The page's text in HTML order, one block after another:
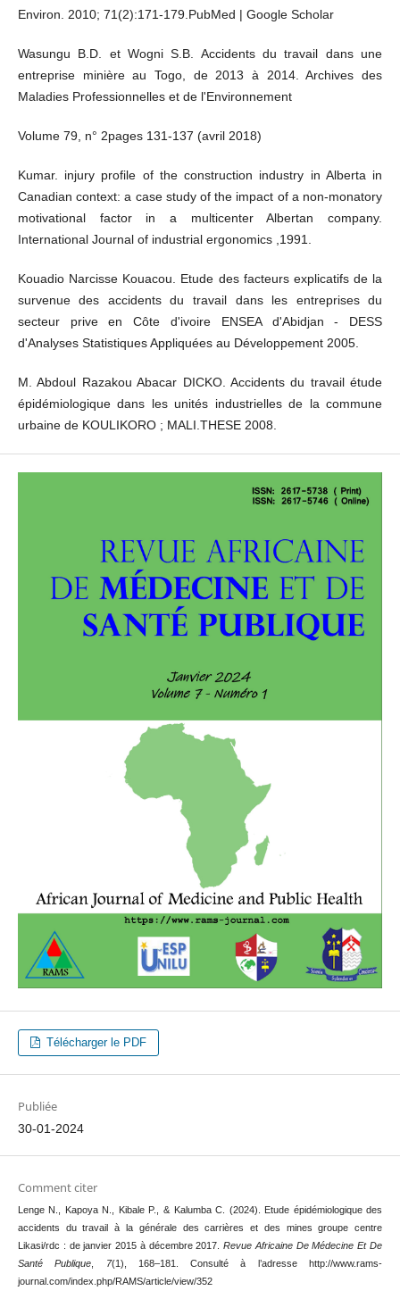
Environ. 2010; 71(2):171-179.PubMed | Google Scholar
Wasungu B.D. et Wogni S.B. Accidents du travail dans une
entreprise minière au Togo, de 2013 à 2014. Archives des
Maladies Professionnelles et de l'Environnement
Volume 79, n° 2pages 131-137 (avril 2018)
Kumar. injury profile of the construction industry in Alberta in
Canadian context: a case study of the impact of a non-monatory
motivational factor in a multicenter Albertan company.
International Journal of industrial ergonomics ,1991.
Kouadio Narcisse Kouacou. Etude des facteurs explicatifs de la
survenue des accidents du travail dans les entreprises du
secteur prive en Côte d'ivoire ENSEA d'Abidjan - DESS
d'Analyses Statistiques Appliquées au Développement 2005.
M. Abdoul Razakou Abacar DICKO. Accidents du travail étude
épidémiologique dans les unités industrielles de la commune
urbaine de KOULIKORO ; MALI.THESE 2008.
Télécharger le PDF
Publiée
30-01-2024
Comment citer
Lenge N., Kapoya N., Kibale P., & Kalumba C. (2024). Etude épidémiologique des
accidents du travail à la générale des carrières et des mines groupe centre
Likasi/rdc : de janvier 2015 à décembre 2017.Revue Africaine De Médecine Et De
Santé Publique
7(1), 168–181. Consulté à l’adresse http://www.rams-
journal.com/index.php/RAMS/article/view/352